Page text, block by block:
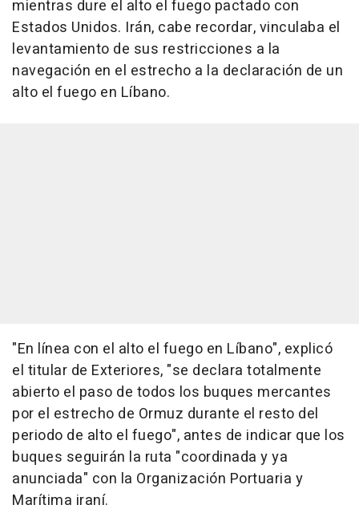
mientras dure el alto el fuego pactado con
Estados Unidos. Irán, cabe recordar, vinculaba el
levantamiento de sus restricciones a la
navegación en el estrecho a la declaración de un
alto el fuego en Líbano.
"En línea con el alto el fuego en Líbano", explicó
el titular de Exteriores, "se declara totalmente
abierto el paso de todos los buques mercantes
por el estrecho de Ormuz durante el resto del
periodo de alto el fuego", antes de indicar que los
buques seguirán la ruta "coordinada y ya
anunciada" con la Organización Portuaria y
Marítima iraní.